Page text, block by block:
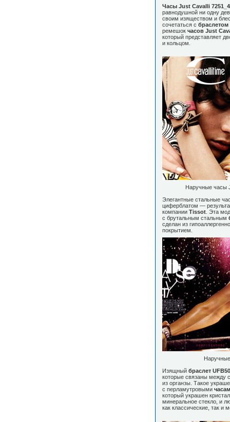
Часы Just Cavalli
равнодушной ни одну
своим изяществом и
сочетаться с браслетом
ремешок часов Just
который представляет
и кольцом.
Наручные часы
Элегантные стальные
циферблатом —
компании Tissot. Эта
с брутальным стальным
сделан из
покрытием.
Изящный браслет
которые связаны между
из органзы. Такое
с перламутровыми
который украшен
минеральное стекло, и
как классические, так и